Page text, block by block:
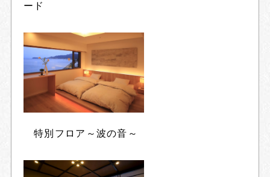
ード
特別フロア～波の音～